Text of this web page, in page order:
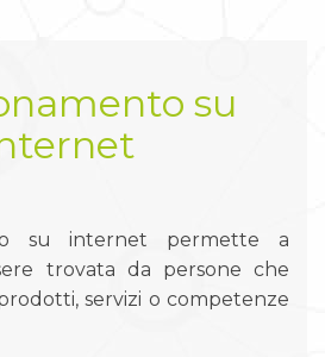
su
su internet permette a
trovata da persone che
servizi o competenze